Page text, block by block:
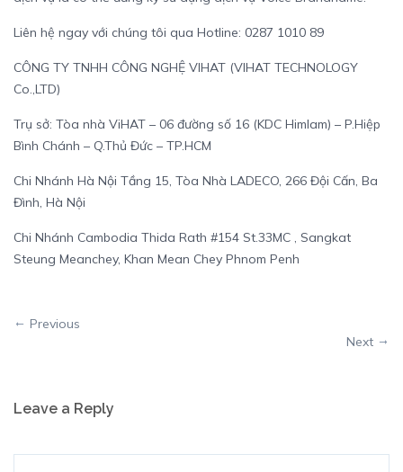
Liên hệ ngay với chúng tôi qua Hotline: 0287 1010 89
CÔNG TY TNHH CÔNG NGHỆ VIHAT (VIHAT TECHNOLOGY
Co.,LTD)
Trụ sở: Tòa nhà ViHAT – 06 đường số 16 (KDC Himlam) – P.Hiệp
Bình Chánh – Q.Thủ Đức – TP.HCM
Chi Nhánh Hà Nội Tầng 15, Tòa Nhà LADECO, 266 Đội Cấn, Ba
Đình, Hà Nội
Chi Nhánh Cambodia Thida Rath #154 St.33MC , Sangkat
Steung Meanchey, Khan Mean Chey Phnom Penh
Previous
Next
Leave a Reply